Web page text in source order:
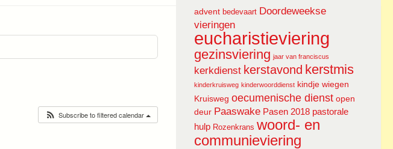
Subscribe to filtered calendar
advent bedevaart Doordeweekse
vieringen
eucharistieviering
gezinsviering jaar van franciscus
kerkdienst kerstavond kerstmis
kinderkruisweg kinderwoorddienst kindje wiegen
Kruisweg oecumenische dienst open
deur Paaswake Pasen 2018 pastorale
hulp Rozenkrans woord- en
communieviering